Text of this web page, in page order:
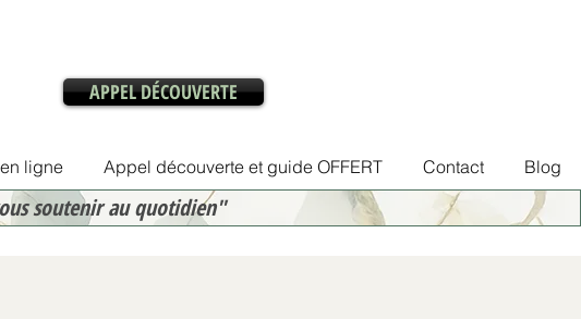
APPEL DÉCOUVERTE
ligne Appel découverte et guide OFFERT Contact Blog
soutenir au quotidien"